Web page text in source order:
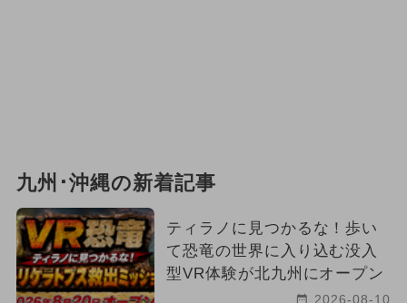
九州･沖縄の新着記事
ティラノに見つかるな！歩い
て恐竜の世界に入り込む没入
型VR体験が北九州にオープン
2026-08-10